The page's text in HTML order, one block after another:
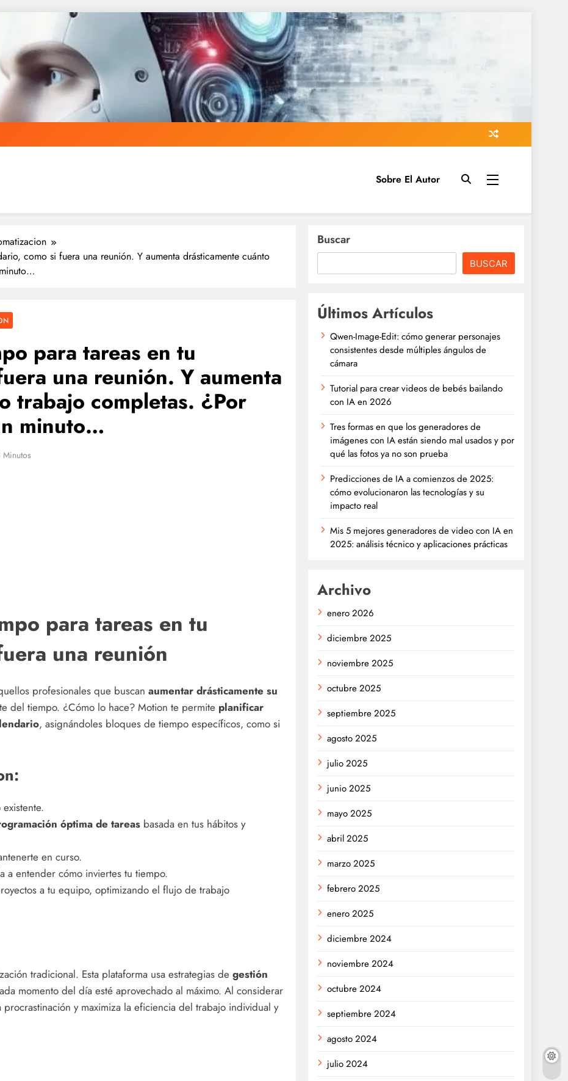
Sobre El Autor
como si fuera una reunión. Y aumenta drásticamente cuánto
para tareas en tu
una reunión. Y aumenta
trabajo completas. ¿Por
minuto…
Minutos
para tareas en tu
una reunión
profesionales que buscan aumentar drásticamente su
del tiempo. ¿Cómo lo hace? Motion te permite planificar
, asignándoles bloques de tiempo específicos, como si
óptima de tareasbasada en tus hábitos y
en curso.
a entender cómo inviertes tu tiempo.
a tu equipo, optimizando el flujo de trabajo
tradicional. Esta plataforma usa estrategias de gestión
momento del día esté aprovechado al máximo. Al considerar
y maximiza la eficiencia del trabajo individual y
Buscar
BUSCAR
Últimos Artículos
Qwen-Image-Edit: cómo generar personajes
consistentes desde múltiples ángulos de
cámara
Tutorial para crear videos de bebés bailando
con IA en 2026
Tres formas en que los generadores de
imágenes con IA están siendo mal usados y por
qué las fotos ya no son prueba
Predicciones de IA a comienzos de 2025:
cómo evolucionaron las tecnologías y su
impacto real
Mis 5 mejores generadores de video con IA en
2025: análisis técnico y aplicaciones prácticas
Archivo
enero 2026
diciembre 2025
noviembre 2025
octubre 2025
septiembre 2025
agosto 2025
julio 2025
junio 2025
mayo 2025
abril 2025
marzo 2025
febrero 2025
enero 2025
diciembre 2024
noviembre 2024
octubre 2024
septiembre 2024
agosto 2024
julio 2024